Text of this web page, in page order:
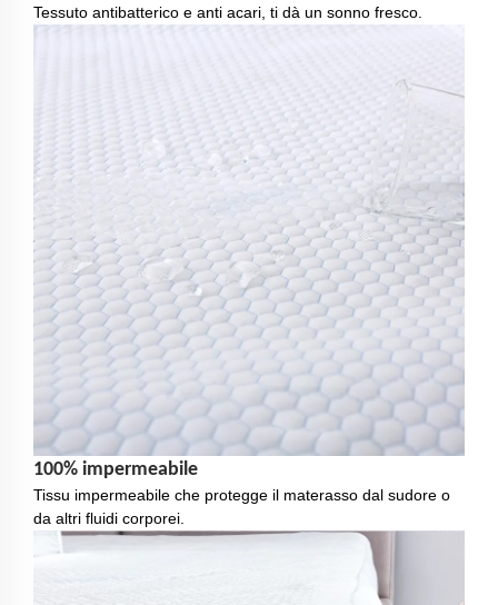
Tessuto antibatterico e anti acari, ti dà un sonno fresco.
100% impermeabile
Tissu impermeabile che protegge il materasso dal sudore o
da altri fluidi corporei.